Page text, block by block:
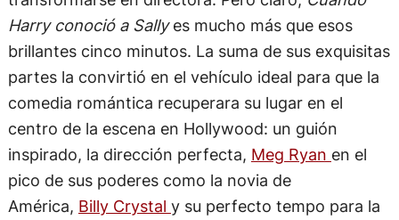
Harry conoció a Sallyes mucho más que esos
brillantes cinco minutos. La suma de sus exquisitas
partes la convirtió en el vehículo ideal para que la
comedia romántica recuperara su lugar en el
centro de la escena en Hollywood: un guión
inspirado, la dirección perfecta, Meg Ryan en el
pico de sus poderes como la novia de
América, Billy Crystal y su perfecto tempo para la